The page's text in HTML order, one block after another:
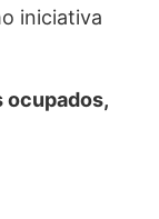
iniciativa
ocupados,